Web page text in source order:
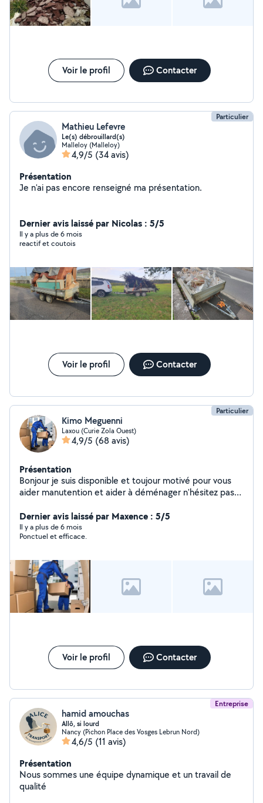
Voir le profil Contacter
Particulier
Mathieu Lefevre
Le(s) débrouillard(s)
Malleloy (Malleloy)
4,9/5 (34 avis)
Présentation
Je n'ai pas encore renseigné ma présentation.
Dernier avis laissé par Nicolas : 5/5
Il y a plus de 6 mois
reactif et coutois
Voir le profil Contacter
Particulier
Kimo Meguenni
Laxou (Curie Zola Ouest)
4,9/5 (68 avis)
Présentation
Bonjour je suis disponible et toujour motivé pour vous
aider manutention et aider à déménager n'hésitez pas
Dernier avis laissé par Maxence : 5/5
Il y a plus de 6 mois
Ponctuel et efficace.
Voir le profil Contacter
Entreprise
hamid amouchas
Allô, si lourd
Nancy (Pichon Place des Vosges Lebrun Nord)
4,6/5 (11 avis)
Présentation
Nous sommes une équipe dynamique et un travail de
qualité